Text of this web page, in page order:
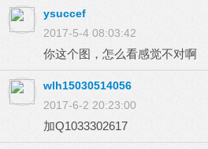
ysuccef
2017-5-4 08:03:42
你这个图，怎么看感觉不对啊
wlh15030514056
2017-6-2 20:23:00
加Q1033302617